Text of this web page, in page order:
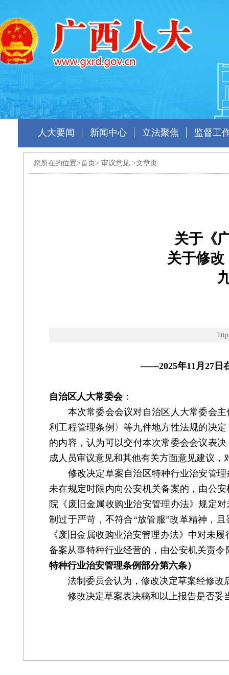
人大要闻 新闻中心 立法聚焦 监督工
您所在的位置>首页 > 审议意见 >文章页
关于《
关于修
——2025年11月27日
自治区人大常委会：
本次常委会会议对自治区人大常委会主
利工程管理条例〉等九件地方性法规的决
的内容，认为可以交付本次常委会会议表
成人员审议意见和其他有关方面意见建议
修改决定草案自治区特种行业治安管理
未在规定时限内向公安机关备案的，由公
院《废旧金属收购业治安管理办法》规定
制过于严苛，不符合“放管服”改革精神，
《废旧金属收购业治安管理办法》中对未
备案从事特种行业经营的，由公安机关责
特种行业治安管理条例部分第六条）
法制委员会认为，修改决定草案经修改
修改决定草案表决稿和以上报告是否妥